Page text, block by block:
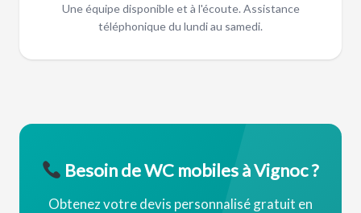
Une équipe disponible et à l'écoute. Assistance
téléphonique du lundi au samedi.
Besoin de WC mobiles à Vignoc ?
Obtenez votre devis personnalisé gratuit en